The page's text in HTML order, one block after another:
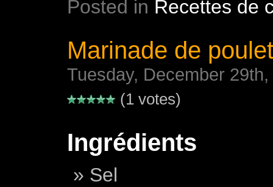
Posted in Recettes de
Marinade de poulet
Tuesday, December
(1 votes)
Ingrédients
Sel